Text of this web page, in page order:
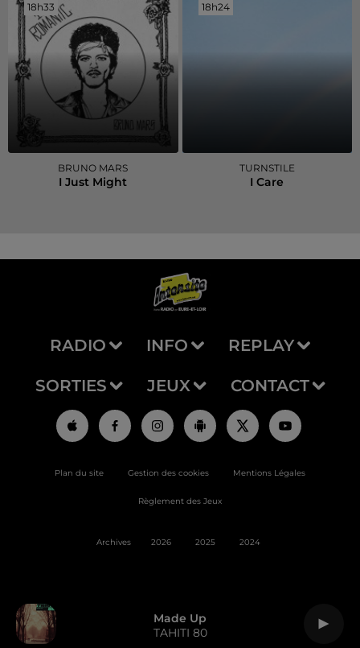
Made Up
TAHITI 80
18h33
18h33
BRUNO MARS
I Just Might
18h24
18h24
TURNSTILE
I Care
RADIO INFO REPLAY
SORTIES JEUX CONTACT
Plan du site Gestion des cookies Mentions Légales
Règlement des Jeux
Archives 2026 2025 2024